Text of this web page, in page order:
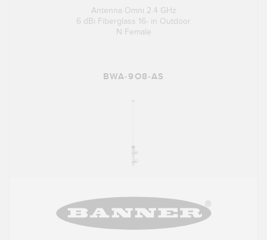
Antenna Omni 2.4 GHz
6 dBi Fiberglass 16- in Outdoor
N Female
BWA-9O8-AS